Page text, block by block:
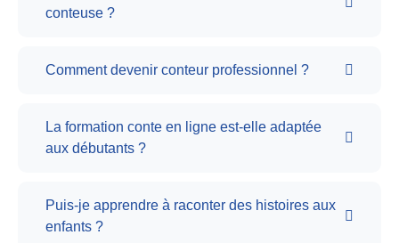
conteuse ?
Comment devenir conteur professionnel ?
La formation conte en ligne est-elle adaptée
aux débutants ?
Puis-je apprendre à raconter des histoires aux
enfants ?